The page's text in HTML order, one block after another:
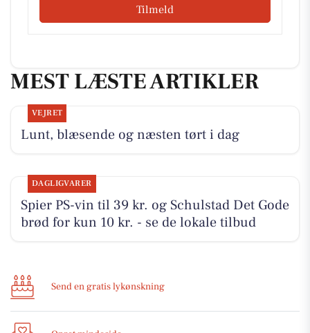
Tilmeld
MEST LÆSTE ARTIKLER
VEJRET
Lunt, blæsende og næsten tørt i dag
DAGLIGVARER
Spier PS-vin til 39 kr. og Schulstad Det Gode
brød for kun 10 kr. - se de lokale tilbud
Send en gratis lykønskning